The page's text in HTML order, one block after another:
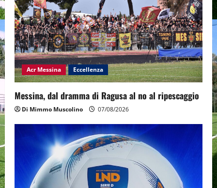
Acr Messina Eccellenza
Messina, dal dramma di Ragusa al no al ripescaggio
Di Mimmo Muscolino 07/08/2026